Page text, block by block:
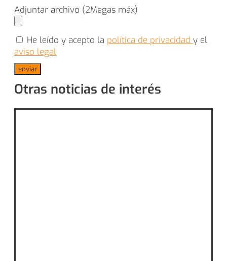
Adjuntar archivo (2Megas máx)
He leído y acepto la política de privacidad y el
aviso legal
enviar
Otras noticias de interés